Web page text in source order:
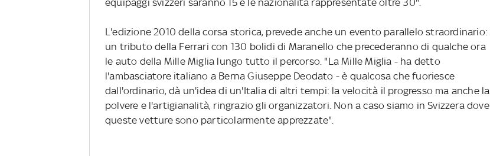
L'edizione 2010 della corsa storica, prevede anche un evento parallelo straordinario:
un tributo della Ferrari con 130 bolidi di Maranello che precederanno di qualche ora
le auto della Mille Miglia lungo tutto il percorso. "La Mille Miglia - ha detto
l'ambasciatore italiano a Berna Giuseppe Deodato - è qualcosa che fuoriesce
dall'ordinario, dà un'idea di un'Italia di altri tempi: la velocità il progresso ma anche la
polvere e l'artigianalità, ringrazio gli organizzatori. Non a caso siamo in Svizzera dove
queste vetture sono particolarmente apprezzate".